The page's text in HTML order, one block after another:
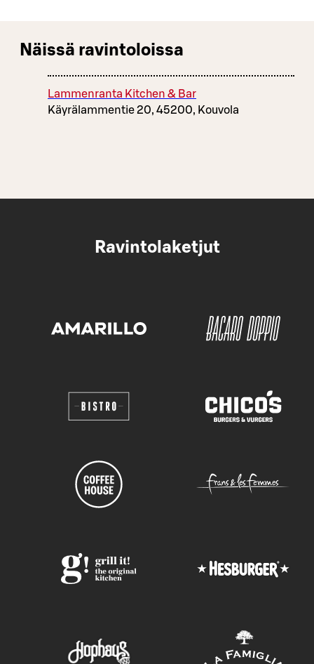
Näissä ravintoloissa
Lammenranta Kitchen & Bar
Käyrälammentie 20, 45200, Kouvola
Ravintolaketjut